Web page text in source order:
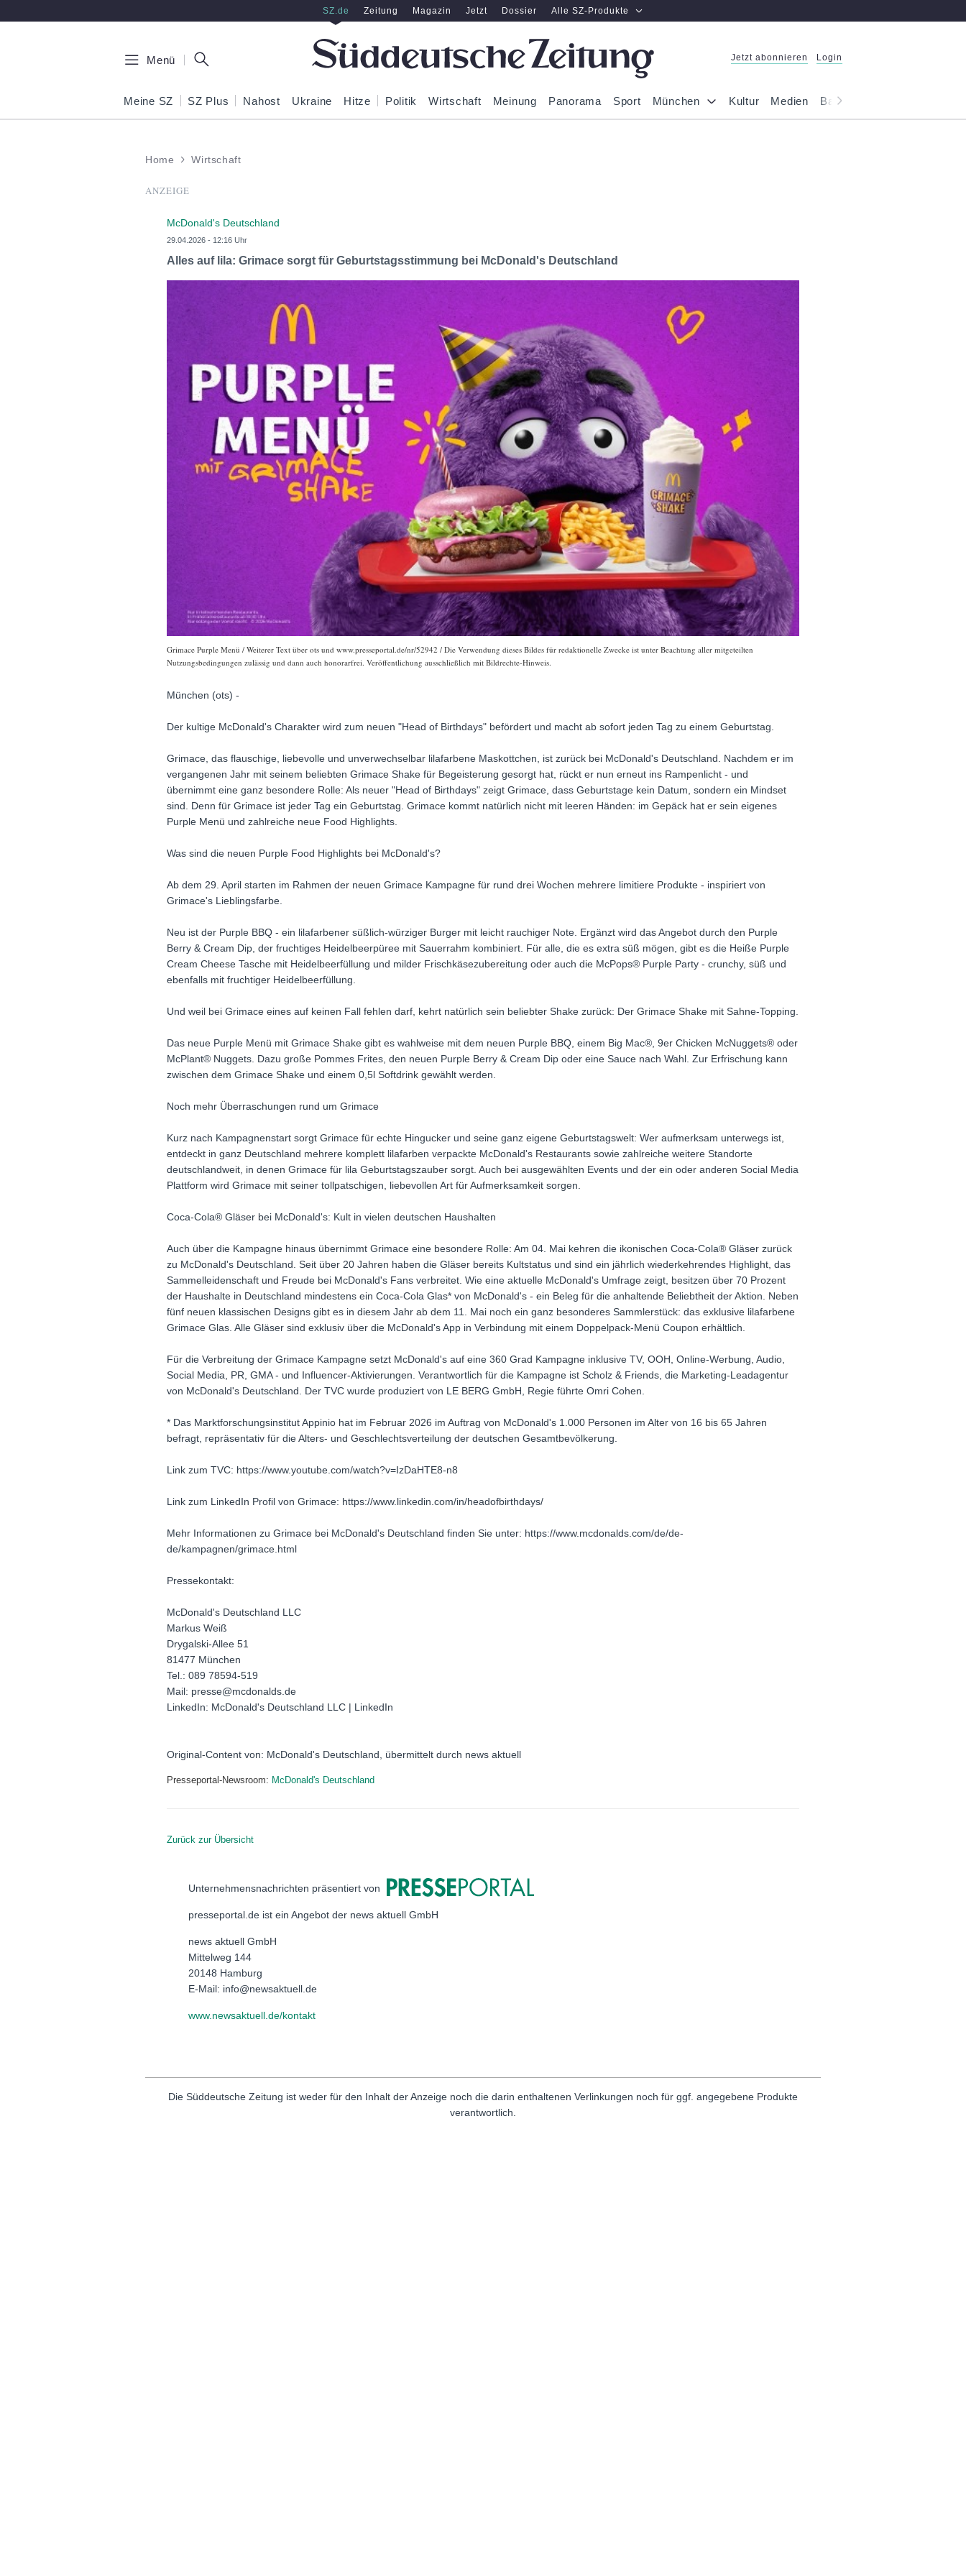
SZ.de Zeitung Magazin Jetzt Dossier Alle SZ-Produkte
Menü Jetzt abonnieren Login
Meine SZ SZ Plus Nahost Ukraine Hitze Politik Wirtschaft Meinung Panorama Sport München Kultur Medien Bayern
Home Wirtschaft
ANZEIGE
McDonald's Deutschland
29.04.2026 - 12:16 Uhr
Alles auf lila: Grimace sorgt für Geburtstagsstimmung bei McDonald's Deutschland
Grimace Purple Menü / Weiterer Text über ots und www.presseportal.de/nr/52942 / Die Verwendung dieses Bildes für redaktionelle Zwecke ist unter Beachtung aller mitgeteilten
Nutzungsbedingungen zulässig und dann auch honorarfrei. Veröffentlichung ausschließlich mit Bildrechte-Hinweis.
München (ots) -
Der kultige McDonald's Charakter wird zum neuen "Head of Birthdays" befördert und macht ab sofort jeden Tag zu einem Geburtstag.
Grimace, das flauschige, liebevolle und unverwechselbar lilafarbene Maskottchen, ist zurück bei McDonald's Deutschland. Nachdem er im
vergangenen Jahr mit seinem beliebten Grimace Shake für Begeisterung gesorgt hat, rückt er nun erneut ins Rampenlicht - und
übernimmt eine ganz besondere Rolle: Als neuer "Head of Birthdays" zeigt Grimace, dass Geburtstage kein Datum, sondern ein Mindset
sind. Denn für Grimace ist jeder Tag ein Geburtstag. Grimace kommt natürlich nicht mit leeren Händen: im Gepäck hat er sein eigenes
Purple Menü und zahlreiche neue Food Highlights.
Was sind die neuen Purple Food Highlights bei McDonald's?
Ab dem 29. April starten im Rahmen der neuen Grimace Kampagne für rund drei Wochen mehrere limitiere Produkte - inspiriert von
Grimace's Lieblingsfarbe.
Neu ist der Purple BBQ - ein lilafarbener süßlich-würziger Burger mit leicht rauchiger Note. Ergänzt wird das Angebot durch den Purple
Berry & Cream Dip, der fruchtiges Heidelbeerpüree mit Sauerrahm kombiniert. Für alle, die es extra süß mögen, gibt es die Heiße Purple
Cream Cheese Tasche mit Heidelbeerfüllung und milder Frischkäsezubereitung oder auch die McPops® Purple Party - crunchy, süß und
ebenfalls mit fruchtiger Heidelbeerfüllung.
Und weil bei Grimace eines auf keinen Fall fehlen darf, kehrt natürlich sein beliebter Shake zurück: Der Grimace Shake mit Sahne-Topping.
Das neue Purple Menü mit Grimace Shake gibt es wahlweise mit dem neuen Purple BBQ, einem Big Mac®, 9er Chicken McNuggets® oder
McPlant® Nuggets. Dazu große Pommes Frites, den neuen Purple Berry & Cream Dip oder eine Sauce nach Wahl. Zur Erfrischung kann
zwischen dem Grimace Shake und einem 0,5l Softdrink gewählt werden.
Noch mehr Überraschungen rund um Grimace
Kurz nach Kampagnenstart sorgt Grimace für echte Hingucker und seine ganz eigene Geburtstagswelt: Wer aufmerksam unterwegs ist,
entdeckt in ganz Deutschland mehrere komplett lilafarben verpackte McDonald's Restaurants sowie zahlreiche weitere Standorte
deutschlandweit, in denen Grimace für lila Geburtstagszauber sorgt. Auch bei ausgewählten Events und der ein oder anderen Social Media
Plattform wird Grimace mit seiner tollpatschigen, liebevollen Art für Aufmerksamkeit sorgen.
Coca-Cola® Gläser bei McDonald's: Kult in vielen deutschen Haushalten
Auch über die Kampagne hinaus übernimmt Grimace eine besondere Rolle: Am 04. Mai kehren die ikonischen Coca-Cola® Gläser zurück
zu McDonald's Deutschland. Seit über 20 Jahren haben die Gläser bereits Kultstatus und sind ein jährlich wiederkehrendes Highlight, das
Sammelleidenschaft und Freude bei McDonald's Fans verbreitet. Wie eine aktuelle McDonald's Umfrage zeigt, besitzen über 70 Prozent
der Haushalte in Deutschland mindestens ein Coca-Cola Glas* von McDonald's - ein Beleg für die anhaltende Beliebtheit der Aktion. Neben
fünf neuen klassischen Designs gibt es in diesem Jahr ab dem 11. Mai noch ein ganz besonderes Sammlerstück: das exklusive lilafarbene
Grimace Glas. Alle Gläser sind exklusiv über die McDonald's App in Verbindung mit einem Doppelpack-Menü Coupon erhältlich.
Für die Verbreitung der Grimace Kampagne setzt McDonald's auf eine 360 Grad Kampagne inklusive TV, OOH, Online-Werbung, Audio,
Social Media, PR, GMA - und Influencer-Aktivierungen. Verantwortlich für die Kampagne ist Scholz & Friends, die Marketing-Leadagentur
von McDonald's Deutschland. Der TVC wurde produziert von LE BERG GmbH, Regie führte Omri Cohen.
* Das Marktforschungsinstitut Appinio hat im Februar 2026 im Auftrag von McDonald's 1.000 Personen im Alter von 16 bis 65 Jahren
befragt, repräsentativ für die Alters- und Geschlechtsverteilung der deutschen Gesamtbevölkerung.
Link zum TVC: https://www.youtube.com/watch?v=IzDaHTE8-n8
Link zum LinkedIn Profil von Grimace: https://www.linkedin.com/in/headofbirthdays/
Mehr Informationen zu Grimace bei McDonald's Deutschland finden Sie unter: https://www.mcdonalds.com/de/de-
de/kampagnen/grimace.html
Pressekontakt:
McDonald's Deutschland LLC
Markus Weiß
Drygalski-Allee 51
81477 München
Tel.: 089 78594-519
Mail: presse@mcdonalds.de
LinkedIn: McDonald's Deutschland LLC | LinkedIn
Original-Content von: McDonald's Deutschland, übermittelt durch news aktuell
Presseportal-Newsroom: McDonald's Deutschland
Zurück zur Übersicht
Unternehmensnachrichten präsentiert von
presseportal.de ist ein Angebot der news aktuell GmbH
news aktuell GmbH
Mittelweg 144
20148 Hamburg
E-Mail: info@newsaktuell.de
www.newsaktuell.de/kontakt
Die Süddeutsche Zeitung ist weder für den Inhalt der Anzeige noch die darin enthaltenen Verlinkungen noch für ggf. angegebene Produkte
verantwortlich.